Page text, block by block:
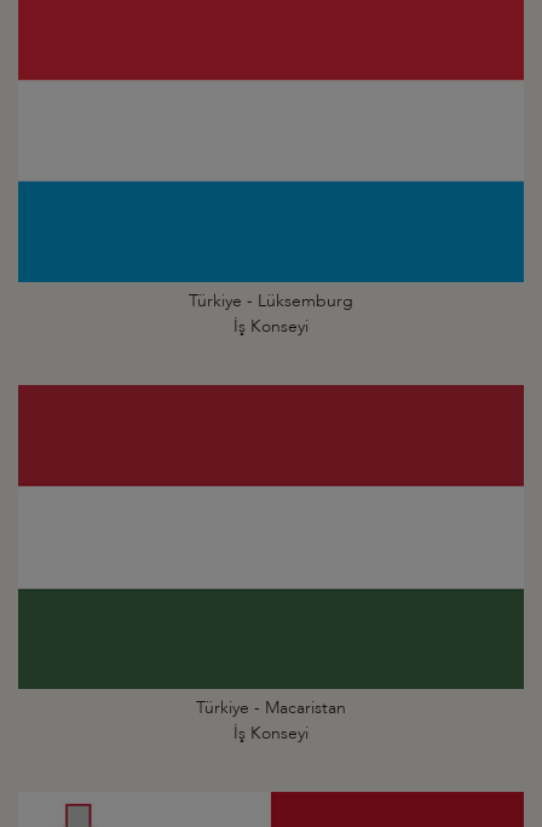
Türkiye - Lüksemburg
İş Konseyi
Türkiye - Macaristan
İş Konseyi